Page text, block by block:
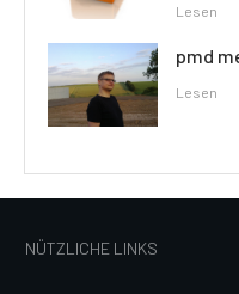
Lesen
pmd
Lesen
NÜTZLICHE LINKS